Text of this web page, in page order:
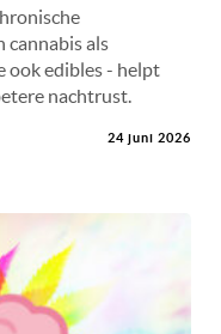
cannabis als
ook edibles - helpt
nachtrust.
24 juni 2026